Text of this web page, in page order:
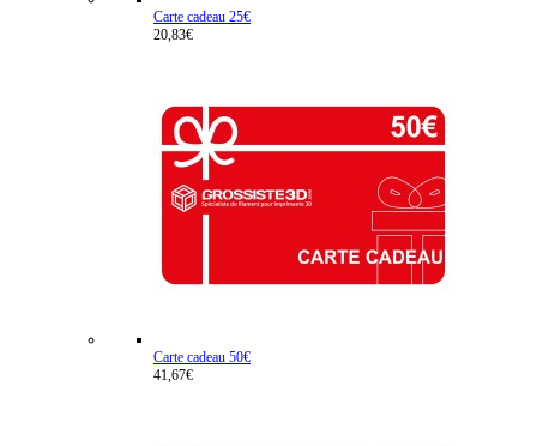
Carte cadeau 25€
20,83€
Carte cadeau 50€
41,67€